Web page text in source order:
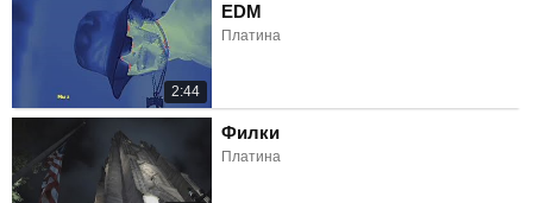
2:44
EDM
Платина
Филки
Платина